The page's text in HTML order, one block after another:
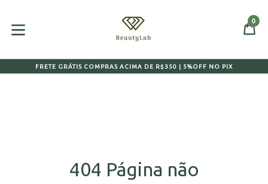
0
FRETE GRÁTIS COMPRAS ACIMA DE R$350 | 5%OFF NO PIX
404 Página não